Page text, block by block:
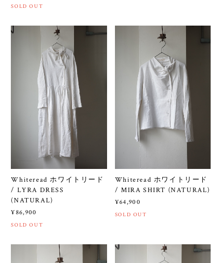
SOLD OUT
Whiteread ホワイトリード
/ LYRA DRESS
(NATURAL)
¥86,900
SOLD OUT
Whiteread ホワイトリード
/ MIRA SHIRT (NATURAL)
¥64,900
SOLD OUT